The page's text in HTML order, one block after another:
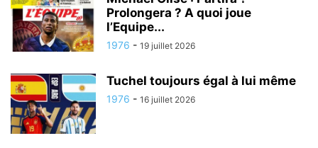
Prolongera ? A quoi joue
l’Equipe...
1976 - 19 juillet 2026
Tuchel toujours égal à lui même
1976 - 16 juillet 2026